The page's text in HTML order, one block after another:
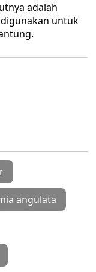
adalah
untuk
angulata